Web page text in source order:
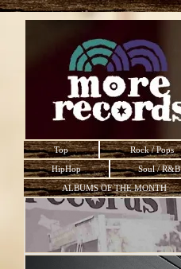
Top Rock / Pops
HipHop
Soul / R&B
ALBUMS OF THE MONTH